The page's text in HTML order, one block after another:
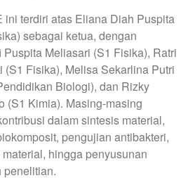
ini terdiri atas Eliana Diah Puspita
sebagai ketua, dengan
Puspita Meliasari (S1 Fisika), Ratri
(S1 Fisika), Melisa Sekarlina Putri
Biologi), dan Rizky
(S1 Kimia). Masing-masing
dalam sintesis material,
pengujian antibakteri,
hingga penyusunan
penelitian.